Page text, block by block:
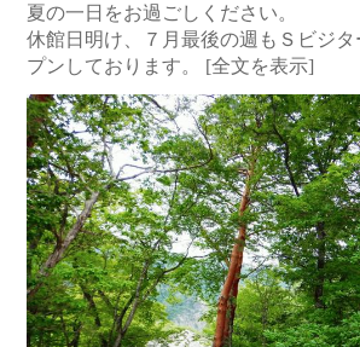
夏の一日をお過ごしください。
休館日明け、７月最後の週もＳビジ
プンしております。 [全文を表示]